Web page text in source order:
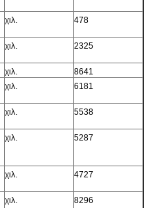
χιλ. 478
χιλ. 2325
χιλ.
8641
χιλ. 6181
χιλ. 5538
χιλ. 5287
χιλ. 4727
χιλ. 8296